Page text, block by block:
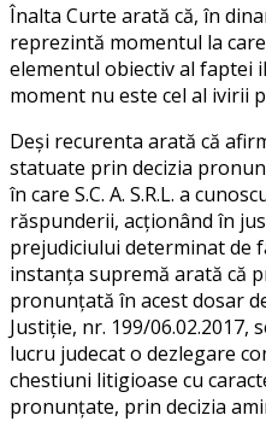
Înalta Curte arată că, în
reprezintă momentul la
elementul obiectiv al faptei
moment nu este cel al ivirii
Deşi recurenta arată că
statuate prin decizia
în care S.C. A. S.R.L. a
răspunderii, acţionând în
prejudiciului determinat de
instanţa supremă arată că
pronunţată în acest dosar
Justiţie, nr. 199/06.02.2017,
lucru judecat o dezlegare
chestiuni litigioase cu
pronunţate, prin decizia